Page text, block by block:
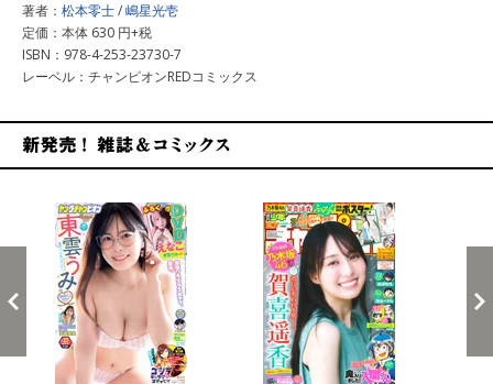
著者： 松本零士/嶋星光壱
定価：本体 630 円+税
ISBN：978-4-253-23730-7
レーベル：チャンピオンREDコミックス